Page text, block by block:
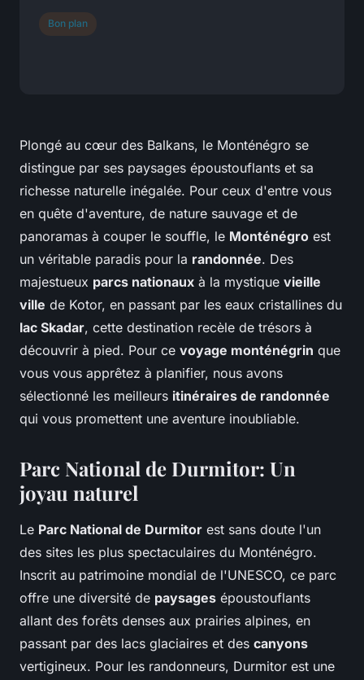
Plongé au cœur des Balkans, le Monténégro se
distingue par ses paysages époustouflants et sa
richesse naturelle inégalée. Pour ceux d'entre vous
en quête d'aventure, de nature sauvage et de
panoramas à couper le souffle, le Monténégro est
un véritable paradis pour la randonnée. Des
majestueux parcs nationaux à la mystique vieille
ville de Kotor, en passant par les eaux cristallines du
lac Skadar, cette destination recèle de trésors à
découvrir à pied. Pour ce voyage monténégrin que
vous vous apprêtez à planifier, nous avons
sélectionné les meilleurs itinéraires de randonnée
qui vous promettent une aventure inoubliable.
Parc National de Durmitor: Un
joyau naturel
Le Parc National de Durmitor est sans doute l'un
des sites les plus spectaculaires du Monténégro.
Inscrit au patrimoine mondial de l'UNESCO, ce parc
offre une diversité de paysages époustouflants
allant des forêts denses aux prairies alpines, en
passant par des lacs glaciaires et des canyons
vertigineux. Pour les randonneurs, Durmitor est une
Bon plan